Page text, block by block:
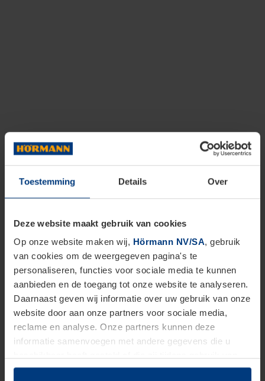
Toestemming Details Over
Deze website maakt gebruik van cookies
Op onze website maken wij, Hörmann NV/SA, gebruik
van cookies om de weergegeven pagina's te
personaliseren, functies voor sociale media te kunnen
aanbieden en de toegang tot onze website te analyseren.
Daarnaast geven wij informatie over uw gebruik van onze
website door aan onze partners voor sociale media,
reclame en analyse. Onze partners kunnen deze
informatie samenvoegen met andere gegevens die u
hun diensten hebben verzameld.